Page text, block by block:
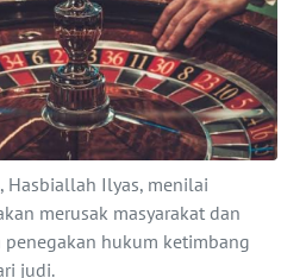
Hasbiallah Ilyas, menilai
merusak masyarakat dan
hukum ketimbang
judi.